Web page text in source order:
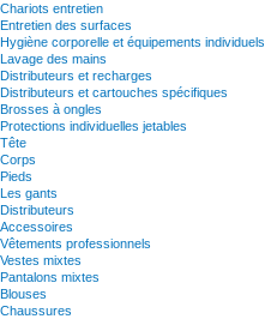
Chariots entretien
Entretien des surfaces
Hygiène corporelle et équipements individuels
Lavage des mains
Distributeurs et recharges
Distributeurs et cartouches spécifiques
Brosses à ongles
Protections individuelles jetables
Tête
Corps
Pieds
Les gants
Distributeurs
Accessoires
Vêtements professionnels
Vestes mixtes
Pantalons mixtes
Blouses
Chaussures